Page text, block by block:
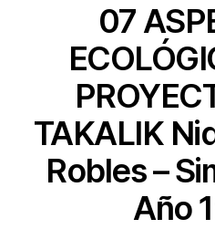
07
TAKALIK
Robles –
Año